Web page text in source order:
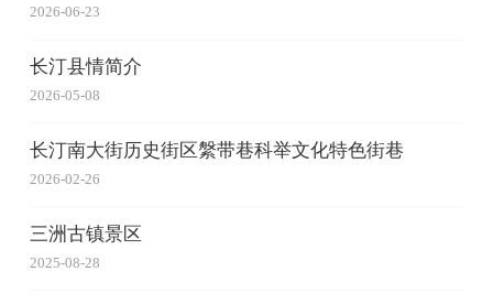
2026-06-23
长汀县情简介
2026-05-08
长汀南大街历史街区縏带巷科举文化特色街巷
2026-02-26
三洲古镇景区
2025-08-28